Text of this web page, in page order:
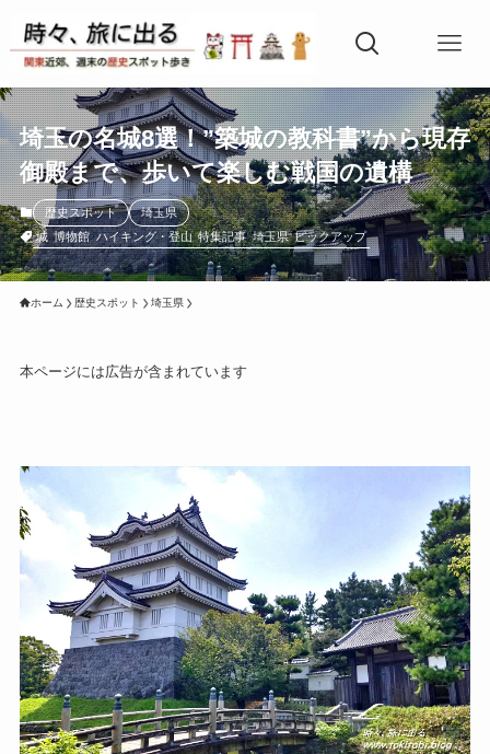
埼玉の名城8選！”築城の教科書”から現存
御殿まで、歩いて楽しむ戦国の遺構
歴史スポット
埼玉県
城 博物館 ハイキング・登山 特集記事 埼玉県 ピックアップ
ホーム 歴史スポット 埼玉県
本ページには広告が含まれています